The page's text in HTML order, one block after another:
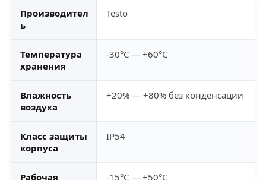
Производител
ь
Testo
Температура
хранения
-30°C — +60°C
Влажность
воздуха
+20% — +80% без конденсации
Класс защиты
корпуса
IP54
Рабочая
-15°C — +50°C